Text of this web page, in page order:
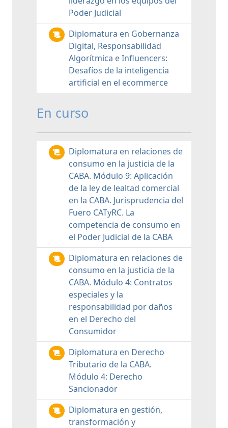
Poder Judicial
Diplomatura en Gobernanza
Digital, Responsabilidad
Algorítmica e Influencers:
Desafíos de la inteligencia
artificial en el ecommerce
En curso
Diplomatura en relaciones de
consumo en la justicia de la
CABA. Módulo 9: Aplicación
de la ley de lealtad comercial
en la CABA. Jurisprudencia del
Fuero CATyRC. La
competencia de consumo en
el Poder Judicial de la CABA
Diplomatura en relaciones de
consumo en la justicia de la
CABA. Módulo 4: Contratos
especiales y la
responsabilidad por daños
en el Derecho del
Consumidor
Diplomatura en Derecho
Tributario de la CABA.
Módulo 4: Derecho
Sancionador
Diplomatura en gestión,
transformación y